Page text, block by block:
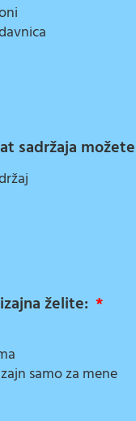
sadržaja
želite:
samo za mene